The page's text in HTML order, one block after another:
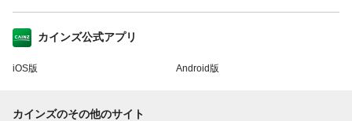
カインズ公式アプリ
iOS版 Android版
カインズのその他のサイト